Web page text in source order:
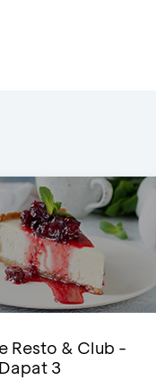
Resto & Club -
3